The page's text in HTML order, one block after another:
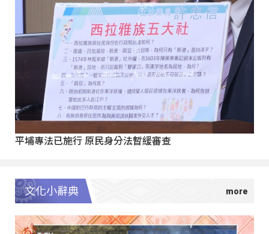
平埔專法已施行 原民身分法暫緩審查
文化小辭典